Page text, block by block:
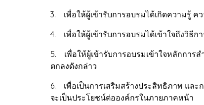
3. เพื่อให้ผู้เข้ารับการอบรมได้เกิดความรู้
4. เพื่อให้ผู้เข้ารับการอบรมได้เข้าใจถึงวิธี
5. เพื่อให้ผู้เข้ารับการอบรมเข้าใจหลักการ
ตกลงดังกล่าว
6. เพื่อเป็นการเสริมสร้างประสิทธิภาพ แล
จะเป็นประโยชน์ต่อองค์กรในภายภาคหน้า